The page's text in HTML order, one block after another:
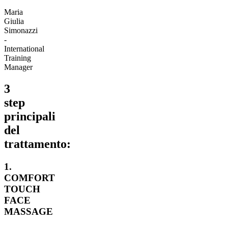
Maria
Giulia
Simonazzi
-
International
Training
Manager
3
step
principali
del
trattamento:
1.
COMFORT
TOUCH
FACE
MASSAGE